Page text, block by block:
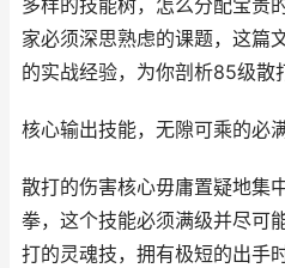
多样的技能树，怎么分配宝贵
家必须深思熟虑的课题，这篇
的实战经验，为你剖析85级散
核心输出技能，无隙可乘的必
散打的伤害核心毋庸置疑地集
拳，这个技能必须满级并尽可
打的灵魂技，拥有极短的出手